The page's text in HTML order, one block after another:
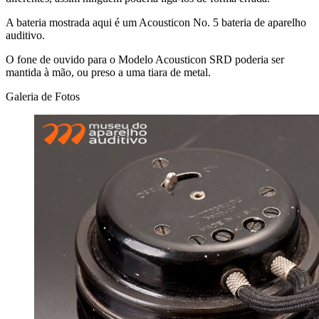
A bateria mostrada aqui é um Acousticon No. 5 bateria de aparelho
auditivo.
O fone de ouvido para o Modelo Acousticon SRD poderia ser
mantida à mão, ou preso a uma tiara de metal.
Galeria de Fotos